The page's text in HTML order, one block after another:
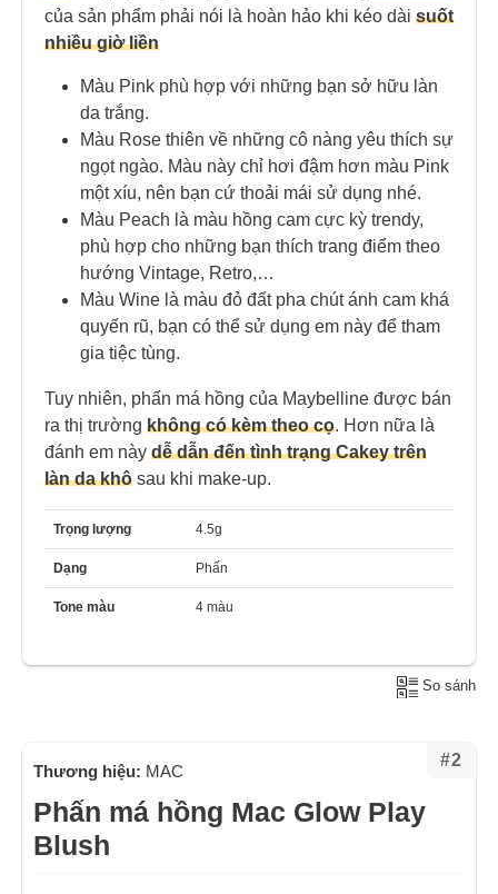
của sản phẩm phải nói là hoàn hảo khi kéo dài suốt
nhiều giờ liền
Màu Pink phù hợp với những bạn sở hữu làn
da trắng.
Màu Rose thiên về những cô nàng yêu thích sự
ngọt ngào. Màu này chỉ hơi đậm hơn màu Pink
một xíu, nên bạn cứ thoải mái sử dụng nhé.
Màu Peach là màu hồng cam cực kỳ trendy,
phù hợp cho những bạn thích trang điểm theo
hướng Vintage, Retro,…
Màu Wine là màu đỏ đất pha chút ánh cam khá
quyến rũ, bạn có thể sử dụng em này để tham
gia tiệc tùng.
Tuy nhiên, phấn má hồng của Maybelline được bán
ra thị trường không có kèm theo cọ. Hơn nữa là
đánh em này dễ dẫn đến tình trạng Cakey trên
làn da khô sau khi make-up.
Trọng lượng 4.5g
Dạng Phấn
Tone màu 4 màu
So sánh
#2
Thương hiệu: MAC
Phấn má hồng Mac Glow Play
Blush